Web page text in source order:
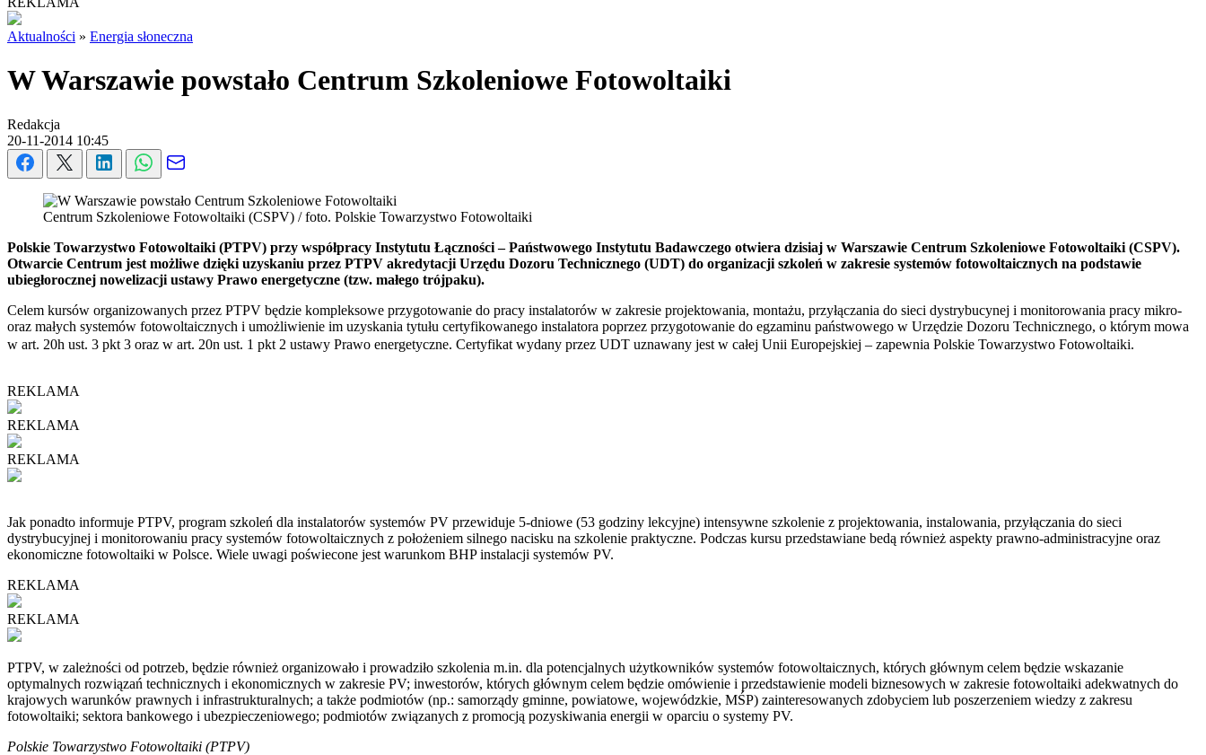
Aktualności » Energia słoneczna
W Warszawie powstało Centrum Szkoleniowe Fotowoltaiki
Redakcja
20-11-2014 10:45
Centrum Szkoleniowe Fotowoltaiki (CSPV) / foto. Polskie Towarzystwo Fotowoltaiki
Polskie Towarzystwo Fotowoltaiki (PTPV) przy współpracy Instytutu Łączności – Państwowego Instytutu Badawczego otwiera dzisiaj w Warszawie Centrum Szkoleniowe Fotowoltaiki (CSPV).
Otwarcie Centrum jest możliwe dzięki uzyskaniu przez PTPV akredytacji Urzędu Dozoru Technicznego (UDT) do organizacji szkoleń w zakresie systemów fotowoltaicznych na podstawie
ubiegłorocznej nowelizacji ustawy Prawo energetyczne (tzw. małego trójpaku).
Celem kursów organizowanych przez PTPV będzie kompleksowe przygotowanie do pracy instalatorów w zakresie projektowania, montażu, przyłączania do sieci dystrybucynej i monitorowania pracy mikro-
oraz małych systemów fotowoltaicznych i umożliwienie im uzyskania tytułu certyfikowanego instalatora poprzez przygotowanie do egzaminu państwowego w Urzędzie Dozoru Technicznego, o którym mowa
w art. 20h ust. 3 pkt 3 oraz w art. 20n ust. 1 pkt 2 ustawy Prawo energetyczne. Certyfikat wydany przez UDT uznawany jest w całej Unii Europejskiej – zapewnia Polskie Towarzystwo Fotowoltaiki.
REKLAMA
REKLAMA
REKLAMA
Jak ponadto informuje PTPV, program szkoleń dla instalatorów systemów PV przewiduje 5-dniowe (53 godziny lekcyjne) intensywne szkolenie z projektowania, instalowania, przyłączania do sieci
dystrybucyjnej i monitorowaniu pracy systemów fotowoltaicznych z położeniem silnego nacisku na szkolenie praktyczne. Podczas kursu przedstawiane bedą również aspekty prawno-administracyjne oraz
ekonomiczne fotowoltaiki w Polsce. Wiele uwagi poświecone jest warunkom BHP instalacji systemów PV.
REKLAMA
REKLAMA
PTPV, w zależności od potrzeb, będzie również organizowało i prowadziło szkolenia m.in. dla potencjalnych użytkowników systemów fotowoltaicznych, których głównym celem będzie wskazanie
optymalnych rozwiązań technicznych i ekonomicznych w zakresie PV; inwestorów, których głównym celem będzie omówienie i przedstawienie modeli biznesowych w zakresie fotowoltaiki adekwatnych do
krajowych warunków prawnych i infrastrukturalnych; a także podmiotów (np.: samorządy gminne, powiatowe, wojewódzkie, MŚP) zainteresowanych zdobyciem lub poszerzeniem wiedzy z zakresu
fotowoltaiki; sektora bankowego i ubezpieczeniowego; podmiotów związanych z promocją pozyskiwania energii w oparciu o systemy PV.
Polskie Towarzystwo Fotowoltaiki (PTPV)